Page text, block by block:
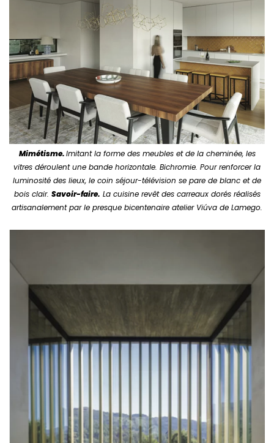
Mimétisme.Imitant la forme des meubles et de la cheminée, les
vitres déroulent une bande horizontale. Bichromie. Pour renforcer la
luminosité des lieux, le coin séjour-télévision se pare de blanc et de
bois clair. Savoir-faire. La cuisine revêt des carreaux dorés réalisés
artisanalement par le presque bicentenaire atelier Viúva de Lamego.